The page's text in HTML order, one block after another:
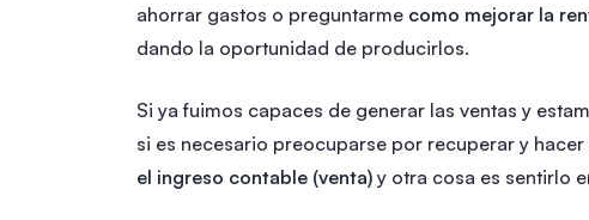
ahorrar gastos o preguntarme como mejorar la
dando la oportunidad de producirlos.
Si ya fuimos capaces de generar las ventas y
si es necesario preocuparse por recuperar y
el ingreso contable (venta) y otra cosa es sentirlo